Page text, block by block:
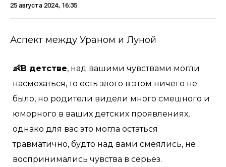
25 августа 2024, 16:35
Аспект между Ураном и Луной
👶В детстве, над вашими чувствами могли
насмехаться, то есть злого в этом ничего не
было, но родители видели много смешного и
юморного в ваших детских проявлениях,
однако для вас это могла остаться
травматично, будто над вами смеялись, не
воспринимались чувства в серьез.